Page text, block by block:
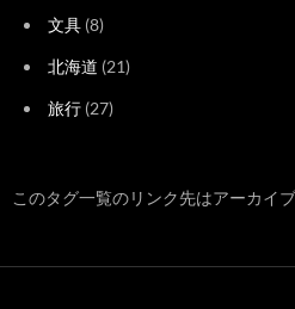
文具 (8)
北海道 (21)
旅行 (27)
このタグ一覧のリンク先はアーカイ